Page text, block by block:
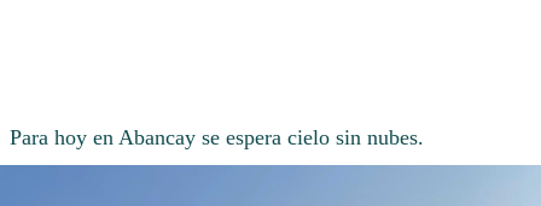
Para hoy en Abancay se espera cielo sin nubes.